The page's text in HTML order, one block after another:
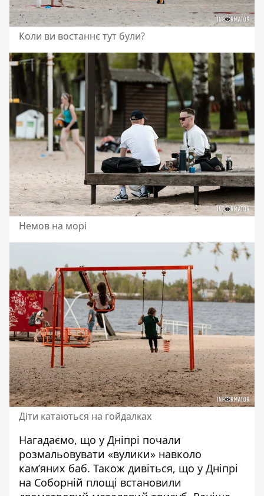
Коли ви востаннє тут були?
Немов на морі
Діти катаються на гойдалках
Нагадаємо, що у Дніпрі почали
розмальовувати «вулики» навколо
камʼяних баб. Також дивіться, що у Дніпрі
на Соборній площі встановили